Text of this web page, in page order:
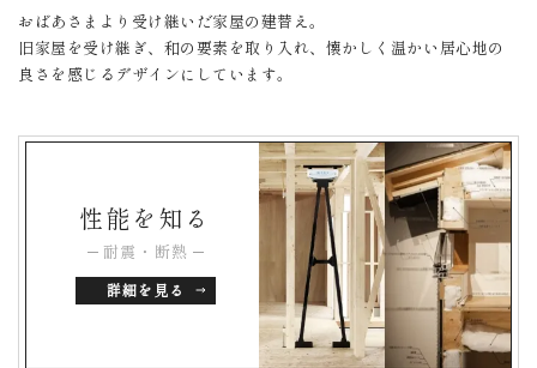
おばあさまより受け継いだ家屋の建替え。
旧家屋を受け継ぎ、和の要素を取り入れ、懐かしく温かい居心地の
良さを感じるデザインにしています。
性能を知る
耐震・断熱
詳細を見る